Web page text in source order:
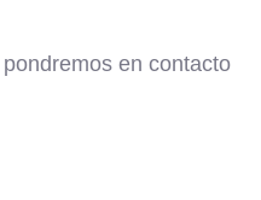
en contacto